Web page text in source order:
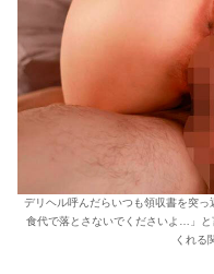
デリヘル呼んだらいつも領収書を突
食代で落とさないでくださいよ…」
くれる